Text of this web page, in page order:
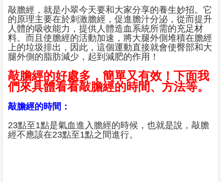
敲膽經，就是小翠今天要和大家分享的養生妙招。它
的原理主要在於刺激膽經，促進膽汁分泌，從而提升
人體的吸收能力，提供人體造血系統所需的充足材
料。而且使膽經的活動加速，將大腿外側堆積在膽經
上的垃圾排出，因此，這個運動直接就會使臀部和大
腿外側的脂肪減少，起到減肥的作用！
敲膽經的好處多，簡單又有效！下面我
們來具體看看敲膽經的時間、方法等。
敲膽經的時間：
23點至1點是氣血進入膽經的時候，也就是說，敲膽
經不應該在23點至1點之間進行。